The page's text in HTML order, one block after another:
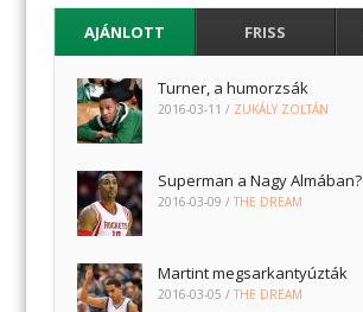
AJÁNLOTT FRISS
Turner, a humorzsák
2016-03-11 / ZUKÁLY ZOLTÁN
Superman a Nagy Almában?
2016-03-09 /THE DREAM
Martint megsarkantyúzták
2016-03-05 /THE DREAM